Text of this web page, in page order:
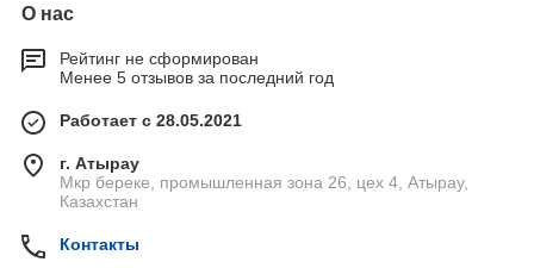
О нас
Рейтинг не сформирован
Менее 5 отзывов за последний год
Работает с 28.05.2021
г. Атырау
Мкр береке, промышленная зона 26, цех 4, Атырау,
Казахстан
Контакты